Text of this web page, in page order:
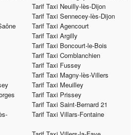
Tarif Taxi Neuilly-lès-Dijon
Tarif Taxi Sennecey-lès-Dijon
Tarif Taxi Agencourt
Tarif Taxi Argilly
Tarif Taxi Boncourt-le-Bois
Tarif Taxi Comblanchien
Tarif Taxi Fussey
Tarif Taxi Magny-lès-Villers
Tarif Taxi Meuilley
Tarif Taxi Prissey
Tarif Taxi Saint-Bernard 21
Tarif Taxi Villars-Fontaine